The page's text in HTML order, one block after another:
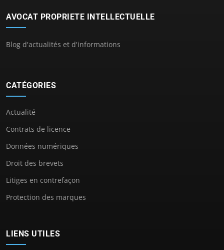
AVOCAT PROPRIETE INTELLECTUELLE
Blog d'actualités et d'informations
CATÉGORIES
Actualité
Contrats de licence
Données numériques
Droit des brevets
Litiges en contrefaçon
Protection des marques
LIENS UTILES